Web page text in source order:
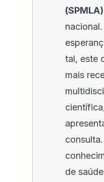
(SPMLA)
tal, este
mais
de